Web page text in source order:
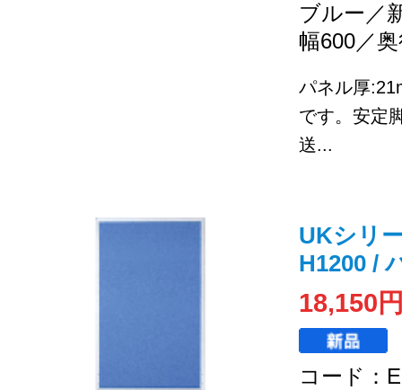
ブルー／
幅600／
パネル厚
です。安定
送...
UKシリ
H1200 /
18,150
コード：